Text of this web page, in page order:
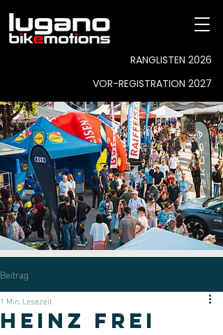
RANGLISTEN 2026
VOR-REGISTRATION 2027
Beitrag
Heinz Frei
1 Min. Lesezeit